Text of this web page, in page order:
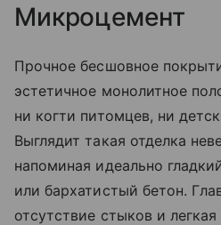
Микроцемент
Прочное бесшовное
эстетичное монолитное
ни когти питомцев, ни
Выглядит такая отделка
напоминая идеально
или бархатистый бетон.
отсутствие стыков и